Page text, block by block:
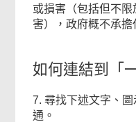
或損害（包括但不
害），政府概不承擔
如何連結到「
7. 尋找下述文字、
通。